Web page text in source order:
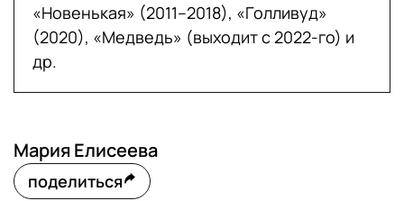
«Новенькая» (2011–2018), «Голливуд»
(2020), «Медведь» (выходит с 2022-го) и
др.
Мария Елисеева
поделиться